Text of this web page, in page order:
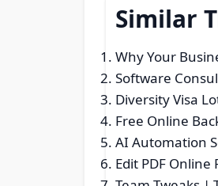
Similar
Why Your
Software
Diversity Visa
Free Online
AI Automation
Edit PDF Online